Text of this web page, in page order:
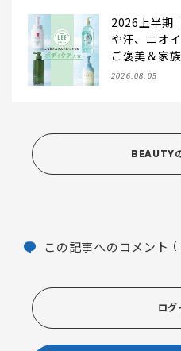
2026上半期
や汗、ニオ
ご褒美＆家
メ
2026.08.05
BEAUTY
この記事へのコメント (
ログ